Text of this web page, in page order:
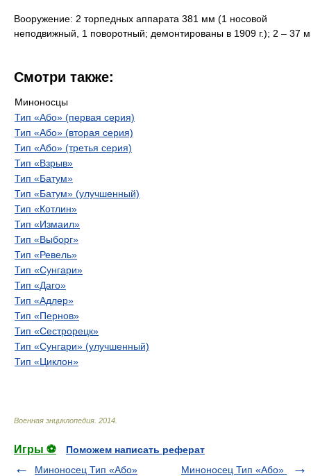
Вооружение: 2 торпедных аппарата 381 мм (1 носовой
неподвижный, 1 поворотный; демонтированы в 1909 г.); 2 – 37
Смотри также:
Миноносцы
Тип «Або» (первая серия)
Тип «Або» (вторая серия)
Тип «Або» (третья серия)
Тип «Взрыв»
Тип «Батум»
Тип «Батум» (улучшенный)
Тип «Котлин»
Тип «Измаил»
Тип «Выборг»
Тип «Ревель»
Тип «Сунгари»
Тип «Даго»
Тип «Адлер»
Тип «Пернов»
Тип «Сестрорецк»
Тип «Сунгари» (улучшенный)
Тип «Циклон»
Военная энциклопедия 2014
Игры ⚽
Поможем написать реферат
Миноносец Тип «Або»
Миноносец Тип «Або»